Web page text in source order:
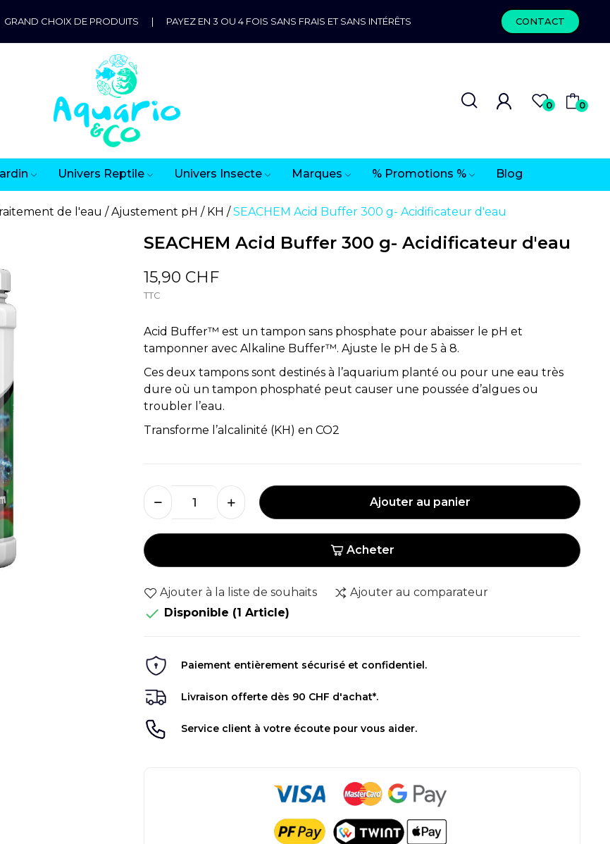
GRAND CHOIX DE PRODUITS | PAYEZ EN 3 OU 4 FOIS SANS FRAIS ET SANS INTÉRÊTS CONTACT
0 0
Univers Reptile Univers Insecte Marques % Promotions % Blog
de l'eau Ajustement pH / KH SEACHEM Acid Buffer 300 g- Acidificateur d'eau
SEACHEM Acid Buffer 300 g- Acidificateur d'eau
15,90 CHF
TTC
Acid Buffer™ est un tampon sans phosphate pour abaisser le pH et
tamponner avec Alkaline Buffer™. Ajuste le pH de 5 à 8.
Ces deux tampons sont destinés à l’aquarium planté ou pour une eau très
dure où un tampon phosphaté peut causer une poussée d’algues ou
troubler l’eau.
Transforme l’alcalinité (KH) en CO2
Ajouter au panier
Acheter
Ajouter à la liste de souhaits Ajouter au comparateur
 Disponible (1 Article)
Paiement entièrement sécurisé et confidentiel.
Livraison offerte dès 90 CHF d'achat*.
Service client à votre écoute pour vous aider.